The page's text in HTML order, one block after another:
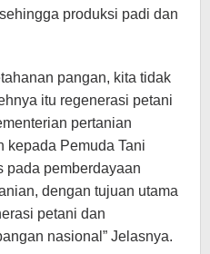
produksi padi dan
pangan, kita tidak
itu regenerasi petani
pertanian
kepada Pemuda Tani
pada pemberdayaan
dengan tujuan utama
petani dan
nasional” Jelasnya.